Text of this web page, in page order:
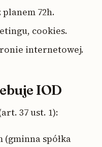
planem 72h.
cookies.
internetowej.
IOD
37 ust. 1):
spółka